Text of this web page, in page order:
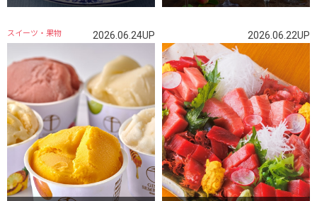
スイーツ・果物 2026.06.24UP 2026.06.22UP